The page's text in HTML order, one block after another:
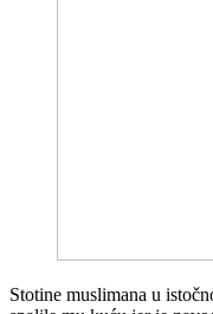
Stotine muslimana u